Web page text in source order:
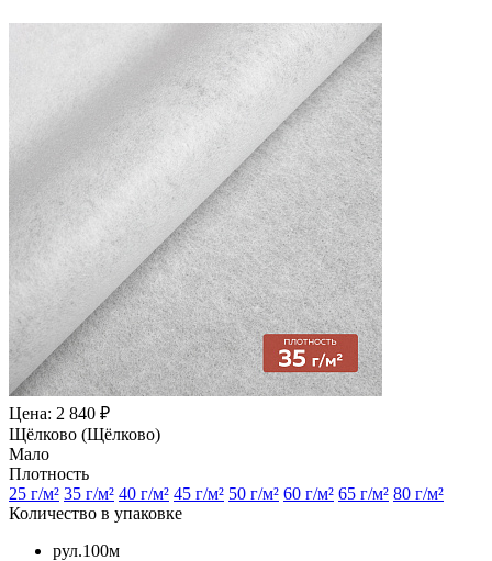
Цена: 2 840 ₽
Щёлково (Щёлково)
Мало
Плотность
25 г/м² 35 г/м² 40 г/м² 45 г/м² 50 г/м² 60 г/м² 65 г/м² 80 г/м²
Количество в упаковке
рул.100м